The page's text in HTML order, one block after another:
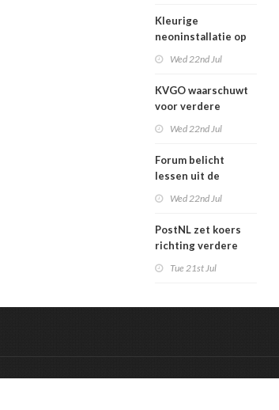
Kleurige
neoninstallatie op
Wed 22nd Jul
KVGO waarschuwt
voor verdere
Wed 22nd Jul
Forum belicht
lessen uit de
carrièreswitches
Wed 22nd Jul
PostNL zet koers
richting verdere
betalen de rekening
Tue 21st Jul